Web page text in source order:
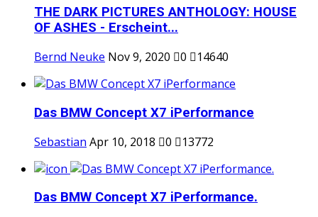
THE DARK PICTURES ANTHOLOGY: HOUSE
OF ASHES - Erscheint...
Bernd Neuke Nov 9, 2020 0 14640
Das BMW Concept X7 iPerformance
Sebastian Apr 10, 2018 0 13772
Das BMW Concept X7 iPerformance.